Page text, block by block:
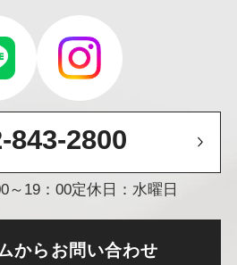
843-2800
～19：00定休日：水曜日
からお問い合わせ